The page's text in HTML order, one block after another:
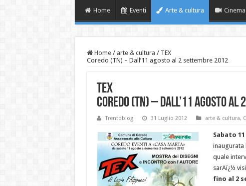
Home Eventi Arte & cultura Cinema
Home / arte & cultura / TEX
Coredo (TN) – Dall’11 agosto al 2 settembre 2012
TEX
Coredo (TN) – Dall’11 agosto al
Trentoblog 31 Luglio 2012 arte & cultura,
Sabato
inaugurata
quale
sarAï¿½
fino al 2